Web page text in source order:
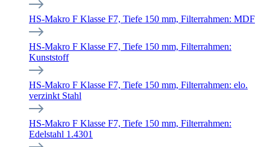
HS-Makro F Klasse F7, Tiefe 150 mm, Filterrahmen: MDF
HS-Makro F Klasse F7, Tiefe 150 mm, Filterrahmen:
Kunststoff
HS-Makro F Klasse F7, Tiefe 150 mm, Filterrahmen: elo.
verzinkt Stahl
HS-Makro F Klasse F7, Tiefe 150 mm, Filterrahmen:
Edelstahl 1.4301